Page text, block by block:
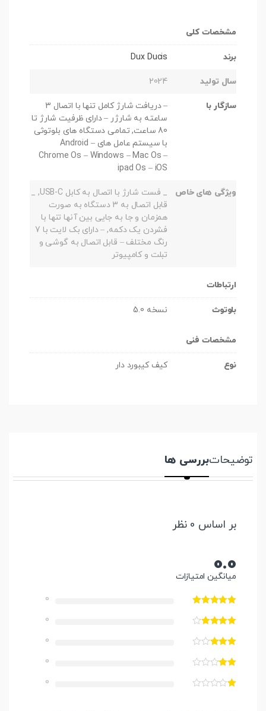
مشخصات کلی
برند Dux Ducis
سال تولید 2024
سازگار با
– دریافت شارژ کامل تنها با اتصال 3
ساعته به شارژر – دارای ظرفیت شارژ تا
80 ساعت, تمامی دستگاه های بلوتوثی
با سیستم عامل های Android –
Chrome Os – Windows – Mac Os –
ipad Os – iOS
ویژگی های خاص
_ فست شارژ با اتصال به کابل USB-C, _
قابل اتصال به 3 دستگاه به صورت
همزمان و جا به جایی بین آنها تنها با
فشردن یک دکمه, – دارای بک لایت با 7
رنگ مختلف – قابل اتصال به گوشی و
تبلت و کامپیوتر
ارتباطات
بلوتوث نسخه 5.0
مشخصات فنی
نوع کیف کیبورد دار
توضیحاتبررسی ها
بر اساس 0 نظر
0.0
میانگین امتیازات
0
0
0
0
0